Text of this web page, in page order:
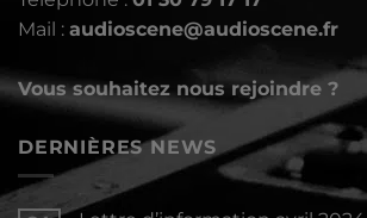
Mail : audioscene@audioscene.fr
Vous souhaitez nous rejoindre ?
DERNIÈRES NEWS